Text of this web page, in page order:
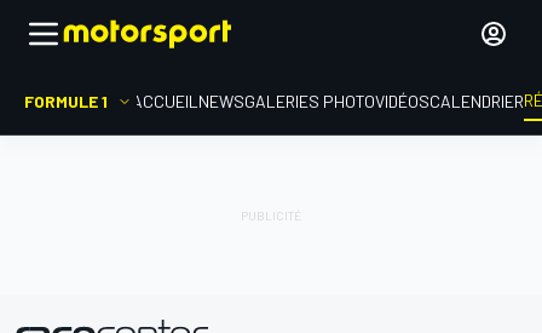
FORMULE 1 ACCUEIL NEWSGALERIES PHOTOVIDÉOSCALENDRIER